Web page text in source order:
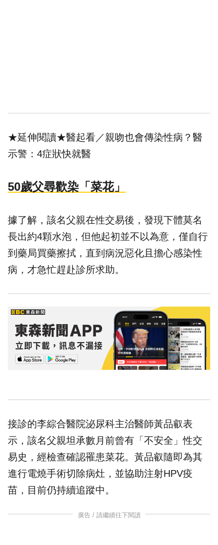
★延伸閱讀★醫起看／親吻也會傳染性病？醫
示警：4症狀快就醫
50歲父尋歡染「菜花」
據了解，該名父親在性交易後，發現下體莫名
長出約4顆水泡，但他起初並不以為意，僅自行
到藥局買藥擦拭，直到病況惡化且擔心感染性
病，才急忙趕赴診所求助。
接診的李綜合醫院泌尿科主治醫師黃品叡表
示，該名父親坦承數月前曾有「不安全」性交
易史，經檢查確認罹患菜花。黃品叡隨即為其
進行電燒手術切除病灶，並協助注射HPV疫
苗，目前仍持續追蹤中。
廣告 / 請繼續往下閱讀